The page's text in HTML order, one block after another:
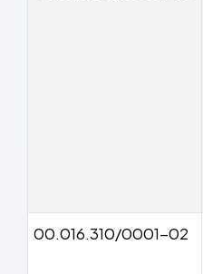
00.016.310/0001-02